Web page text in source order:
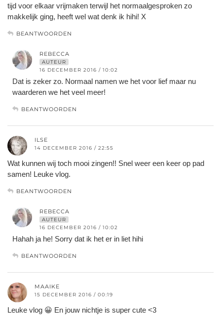
tijd voor elkaar vrijmaken terwijl het normaalgesproken zo
makkelijk ging, heeft wel wat denk ik hihi! X
BEANTWOORDEN
REBECCA
AUTEUR
16 DECEMBER 2016 / 10:02
Dat is zeker zo. Normaal namen we het voor lief maar nu
waarderen we het veel meer!
BEANTWOORDEN
ILSE
14 DECEMBER 2016 / 22:55
Wat kunnen wij toch mooi zingen!! Snel weer een keer op pad
samen! Leuke vlog.
BEANTWOORDEN
REBECCA
AUTEUR
16 DECEMBER 2016 / 10:02
Hahah ja he! Sorry dat ik het er in liet hihi
BEANTWOORDEN
MAAIKE
15 DECEMBER 2016 / 00:19
Leuke vlog 😀 En jouw nichtje is super cute <3